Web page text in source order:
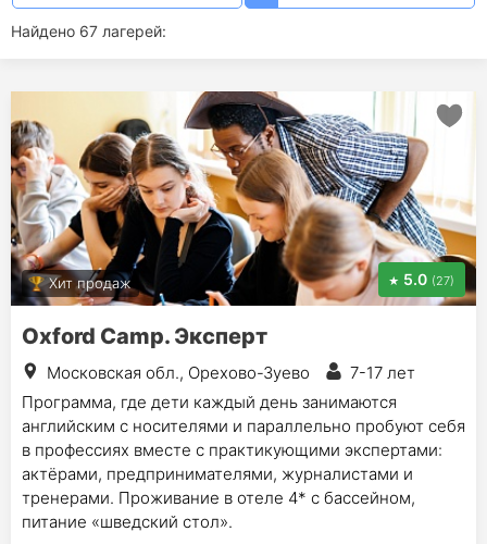
Найдено 67 лагерей:
Хит продаж 5.0 (27)
Oxford Camp. Эксперт
Московская обл., Орехово-Зуево
7-17 лет
Программа, где дети каждый день занимаются
английским с носителями и параллельно пробуют себя
в профессиях вместе с практикующими экспертами:
актёрами, предпринимателями, журналистами и
тренерами. Проживание в отеле 4* с бассейном,
питание «шведский стол».